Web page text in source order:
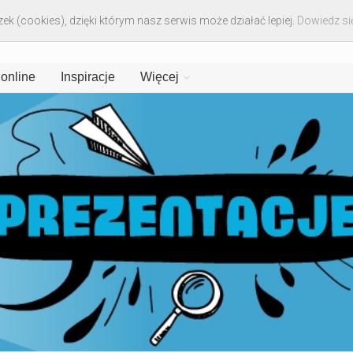
Inspiracje Więcej
(cookies), dzięki którym nasz serwis może działać lepiej. Dowiedz